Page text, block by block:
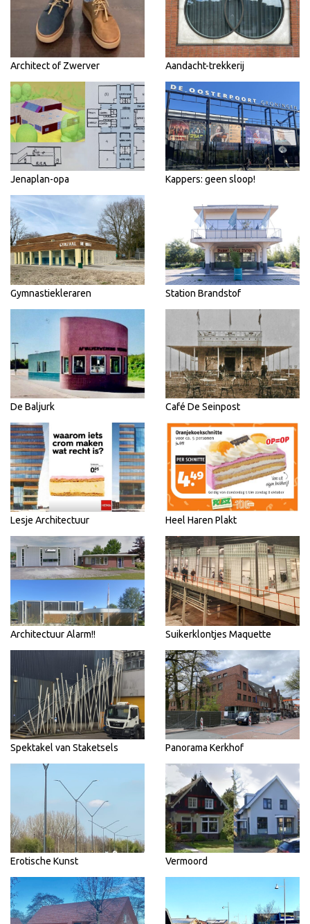
Architect of Zwerver Aandacht-trekkerij
Jenaplan-opa Kappers: geen sloop!
Gymnastiekleraren Station Brandstof
De Baljurk Café De Seinpost
Lesje Architectuur Heel Haren Plakt
Architectuur Alarm!! Suikerklontjes Maquette
Spektakel van Staketsels Panorama Kerkhof
Erotische Kunst Vermoord